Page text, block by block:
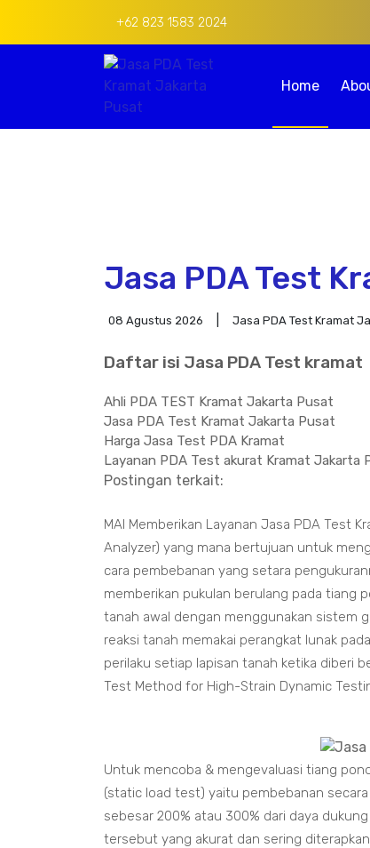
+62 823 1583 2024
Home
Jasa PDA Test
08 Agustus 2026 Jasa PDA Test Kramat
Daftar isi Jasa PDA Test kramat
Ahli PDA TEST Kramat Jakarta Pusat
Jasa PDA Test Kramat Jakarta Pusat
Harga Jasa Test PDA Kramat
Layanan PDA Test akurat Kramat Jakarta
Postingan terkait:
MAI Memberikan Layanan Jasa PDA Test
Analyzer) yang mana bertujuan untuk
cara pembebanan yang setara
memberikan pukulan berulang pada tiang
tanah awal dengan menggunakan sistem
reaksi tanah memakai perangkat lunak
perilaku setiap lapisan tanah ketika diberi
Test Method for High-Strain Dynamic
Untuk mencoba & mengevaluasi tiang
(static load test) yaitu pembebanan
sebesar 200% atau 300% dari daya
tersebut yang akurat dan sering